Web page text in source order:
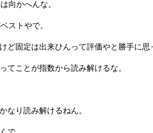
向かへんな。
ストやで。
ど固定は出来ひんって評価やと勝手に思
てことが指数から読み解けるな。
なり読み解けるねん。